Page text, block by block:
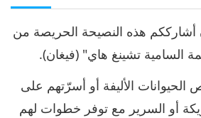
أشارككم هذه النصيحة الحريصة من
السامية تشينغ هاي" (فيغان).
الأليفة أو أسرّتهم على
أو السرير مع توفر خطوات لهم